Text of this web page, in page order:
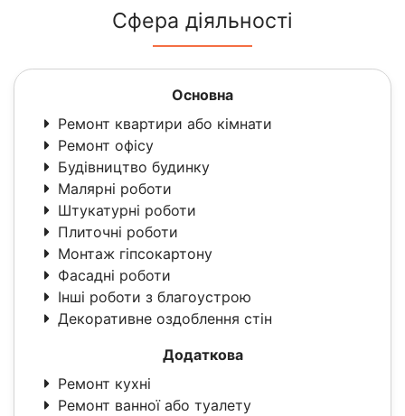
Сфера діяльності
Основна
Ремонт квартири або кімнати
Ремонт офісу
Будівництво будинку
Малярні роботи
Штукатурні роботи
Плиточні роботи
Монтаж гіпсокартону
Фасадні роботи
Інші роботи з благоустрою
Декоративне оздоблення стін
Додаткова
Ремонт кухні
Ремонт ванної або туалету